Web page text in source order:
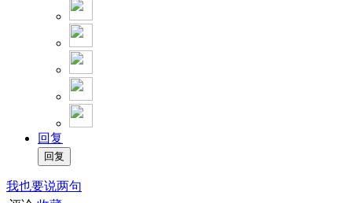
回复
我也要说两句